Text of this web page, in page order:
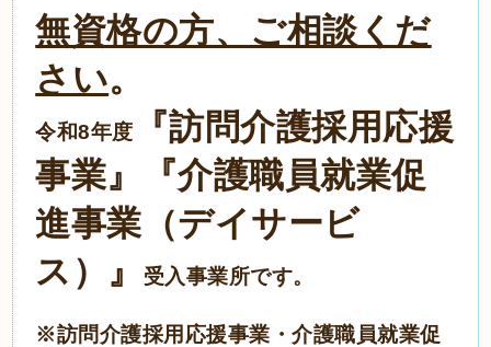
無資格の方、ご相談くだ
さい。
令和8年度
『訪問介護採用応援
事業』『介護職員就業促
進事業（デイサービ
ス）』
受入事業所です。
※訪問介護採用応援事業・介護職員就業促